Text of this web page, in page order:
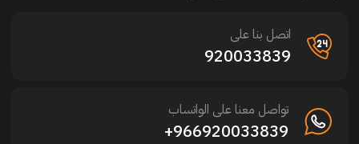
اتصل بنا على
920033839
تواصل معنا على الواتساب
966920033839+